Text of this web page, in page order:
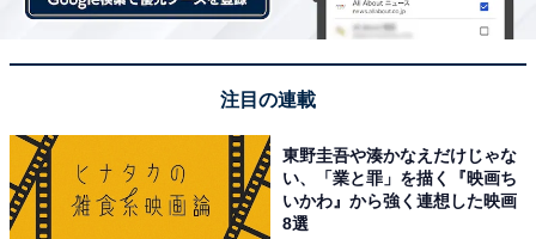
※掲載されている情報は記事公開時のものです。あらか
すると、売上の一部がオールアバウトに還元されること
があります。
注目の連載
東野圭吾や湊かなえだけじゃな
い、「業と罪」を描く『映画ち
いかわ』から強く連想した映画
8選